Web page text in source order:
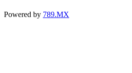
Powered by 789.MX